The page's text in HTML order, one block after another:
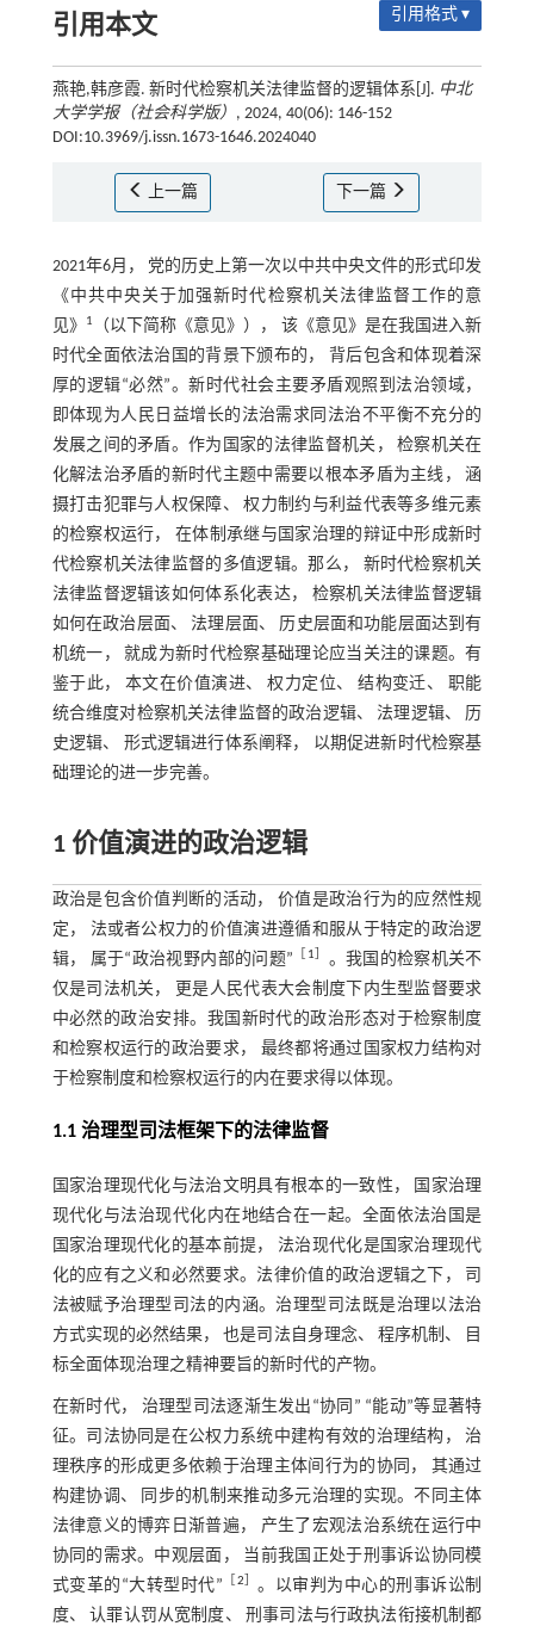
引用本文 引用格式 ▾
燕艳,韩彦霞. 新时代检察机关法律监督的逻辑体系[J]. 中北
大学学报（社会科学版） , 2024, 40(06): 146-152
DOI:10.3969/j.issn.1673-1646.2024040
上一篇 下一篇
2021年6月， 党的历史上第一次以中共中央文件的形式印发
《中共中央关于加强新时代检察机关法律监督工作的意
见》
1
（以下简称《意见》）， 该《意见》是在我国进入新
时代全面依法治国的背景下颁布的， 背后包含和体现着深
厚的逻辑“必然”。新时代社会主要矛盾观照到法治领域，
即体现为人民日益增长的法治需求同法治不平衡不充分的
发展之间的矛盾。作为国家的法律监督机关， 检察机关在
化解法治矛盾的新时代主题中需要以根本矛盾为主线， 涵
摄打击犯罪与人权保障、 权力制约与利益代表等多维元素
的检察权运行， 在体制承继与国家治理的辩证中形成新时
代检察机关法律监督的多值逻辑。那么， 新时代检察机关
法律监督逻辑该如何体系化表达， 检察机关法律监督逻辑
如何在政治层面、 法理层面、 历史层面和功能层面达到有
机统一， 就成为新时代检察基础理论应当关注的课题。有
鉴于此， 本文在价值演进、 权力定位、 结构变迁、 职能
统合维度对检察机关法律监督的政治逻辑、 法理逻辑、 历
史逻辑、 形式逻辑进行体系阐释， 以期促进新时代检察基
础理论的进一步完善。
1 价值演进的政治逻辑
政治是包含价值判断的活动， 价值是政治行为的应然性规
定， 法或者公权力的价值演进遵循和服从于特定的政治逻
辑， 属于“政治视野内部的问题”
1
。我国的检察机关不
仅是司法机关， 更是人民代表大会制度下内生型监督要求
中必然的政治安排。我国新时代的政治形态对于检察制度
和检察权运行的政治要求， 最终都将通过国家权力结构对
于检察制度和检察权运行的内在要求得以体现。
1.1 治理型司法框架下的法律监督
国家治理现代化与法治文明具有根本的一致性， 国家治理
现代化与法治现代化内在地结合在一起。全面依法治国是
国家治理现代化的基本前提， 法治现代化是国家治理现代
化的应有之义和必然要求。法律价值的政治逻辑之下， 司
法被赋予治理型司法的内涵。治理型司法既是治理以法治
方式实现的必然结果， 也是司法自身理念、 程序机制、 目
标全面体现治理之精神要旨的新时代的产物。
在新时代， 治理型司法逐渐生发出“协同” “能动”等显著特
征。司法协同是在公权力系统中建构有效的治理结构， 治
理秩序的形成更多依赖于治理主体间行为的协同， 其通过
构建协调、 同步的机制来推动多元治理的实现。不同主体
法律意义的博弈日渐普遍， 产生了宏观法治系统在运行中
协同的需求。中观层面， 当前我国正处于刑事诉讼协同模
式变革的“大转型时代”
2
。以审判为中心的刑事诉讼制
度、 认罪认罚从宽制度、 刑事司法与行政执法衔接机制都